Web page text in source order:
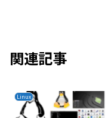
関連記事
Linux